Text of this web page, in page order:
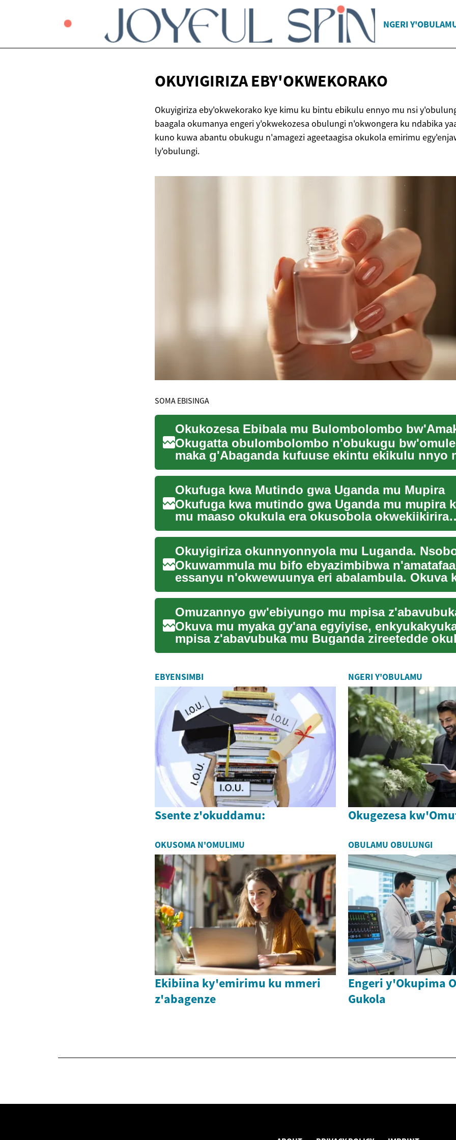
NGERI
OKUYIGIRIZAEBY'OKWEKORAKO
Okuyigiriza eby'okwekorako kye kimu ku bintu ebikulu ennyo mu nsi
baagala okumanya engeri y'okwekozesa obulungi n'okwongera ku ndabika
kuno kuwa abantu obukugu n'amagezi ageetaagisa okukola emirimu
ly'obulungi.
SOMA EBISINGA
Okugatta obulombolombo n'obukugu
maka g'Abaganda kufuuse ekintu ekikulu nnyo
kusoosowaza ennyumba z...
Okufuga kwa Mutindo gwa Uganda mu Mupira
Okufuga kwa mutindo gwa Uganda mu mupira
mu maaso okukula era okusobola okwekiikirira
eggwanga lyaffe mu mpak...
Okuwammula mu bifo ebyazimbibwa
essanyu n'okwewuunya eri abalambula. Okuva
bizimbe eby'edda e...
Okuva mu myaka gy'ana egyiyise,
mpisa z'abavubuka mu Buganda zireetedde
kw'enkola y'obufumbo...
EBYENSIMBI
Ssente z'okuddamu:
NGERI Y'OBULAMU
Okugezesa
OKUSOMA N'OMULIMU
Ekibiina ky'emirimu ku mmeri
z'abagenze
OBULAMU OBULUNGI
Engeri y'Okupima
Gukola